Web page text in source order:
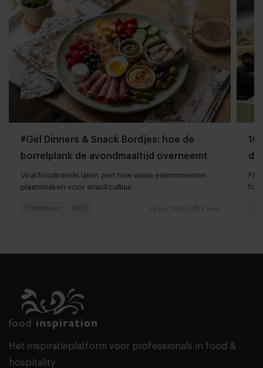
#Girl Dinners & Snack Bordjes: hoe de
borrelplank de avondmaaltijd overneemt
Viral foodtrends laten zien hoe vaste eetmomenten
plaatsmaken voor snackcultuur
24 juli 2026 3 min
Foodservice Food
10
Het inspiratieplatform voor professionals in food &
hospitality